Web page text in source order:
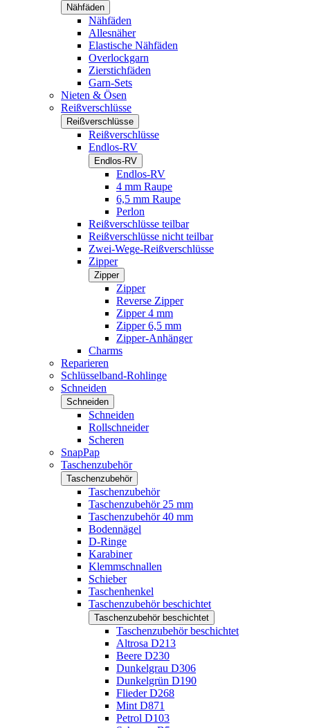
Nähfäden
Nähfäden
Allesnäher
Elastische Nähfäden
Overlockgarn
Zierstichfäden
Garn-Sets
Nieten & Ösen
Reißverschlüsse
Reißverschlüsse
Reißverschlüsse
Endlos-RV
Endlos-RV
Endlos-RV
4 mm Raupe
6,5 mm Raupe
Perlon
Reißverschlüsse teilbar
Reißverschlüsse nicht teilbar
Zwei-Wege-Reißverschlüsse
Zipper
Zipper
Zipper
Reverse Zipper
Zipper 4 mm
Zipper 6,5 mm
Zipper-Anhänger
Charms
Reparieren
Schlüsselband-Rohlinge
Schneiden
Schneiden
Schneiden
Rollschneider
Scheren
SnapPap
Taschenzubehör
Taschenzubehör
Taschenzubehör
Taschenzubehör 25 mm
Taschenzubehör 40 mm
Bodennägel
D-Ringe
Karabiner
Klemmschnallen
Schieber
Taschenhenkel
Taschenzubehör beschichtet
Taschenzubehör beschichtet
Taschenzubehör beschichtet
Altrosa D213
Beere D230
Dunkelgrau D306
Dunkelgrün D190
Flieder D268
Mint D871
Petrol D103